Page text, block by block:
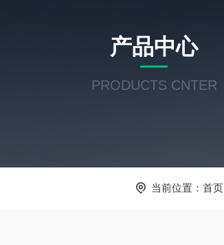
产品中心
PRODUCTS CNTER
当前位置： 首页